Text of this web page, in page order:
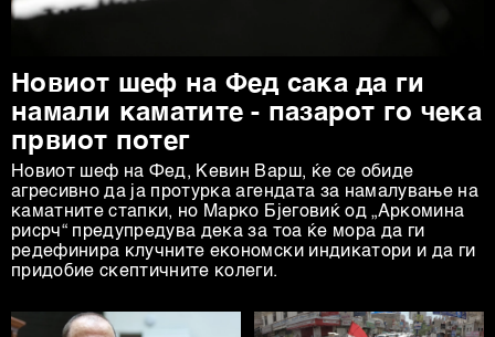
Новиот шеф на Фед сака да ги
намали каматите - пазарот го чека
првиот потег
Новиот шеф на Фeд, Кевин Варш, ќе се обиде
агресивно да ја протурка агендата за намалување на
каматните стапки, но Марко Бјеговиќ од „Аркомина
рисрч“ предупредува дека за тоа ќе мора да ги
редефинира клучните економски индикатори и да ги
придобие скептичните колеги.